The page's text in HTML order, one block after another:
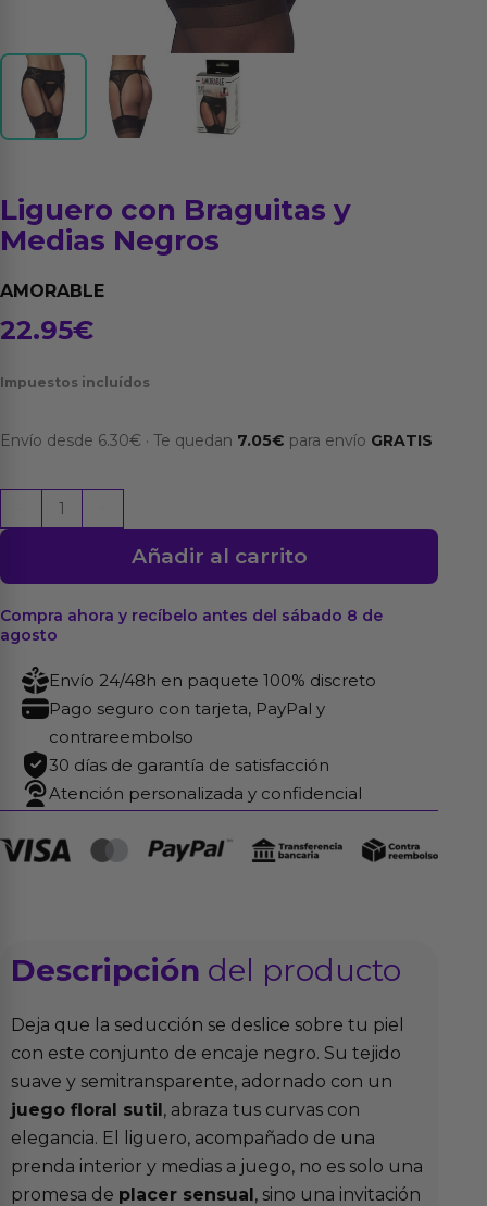
Liguero con Braguitas y
Medias Negros
AMORABLE
22.95€
Impuestos incluídos
Envío desde 6.30€ · Te quedan 7.05€ para envío GRATIS
Liguero
con
y
Medias
Negros
cantidad
Añadir al carrito
Compra ahora y recíbelo antes del sábado 8 de
agosto
Envío 24/48h en paquete 100% discreto
Pago seguro con tarjeta, PayPal y
contrareembolso
30 días de garantía de satisfacción
Atención personalizada y confidencial
Descripción del producto
Deja que la seducción se deslice sobre tu piel
con este conjunto de encaje negro. Su tejido
suave y semitransparente, adornado con un
juego floral sutil, abraza tus curvas con
elegancia. El liguero, acompañado de una
prenda interior y medias a juego, no es solo una
promesa de placer sensual, sino una invitación